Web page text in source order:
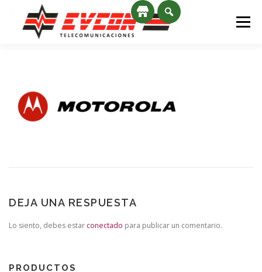
Saltar al contenido
Menú
NOVEDADES
DEJA UNA RESPUESTA
Lo siento, debes estar conectado para publicar un comentario.
PRODUCTOS